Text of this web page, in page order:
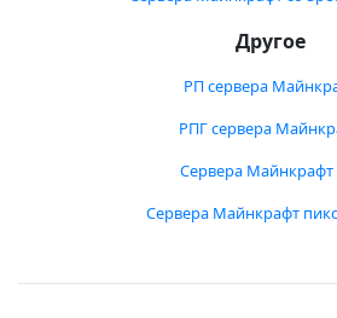
Другое
РП сервера
РПГ сервера
Сервера Майнкрафт
Сервера Майнкрафт